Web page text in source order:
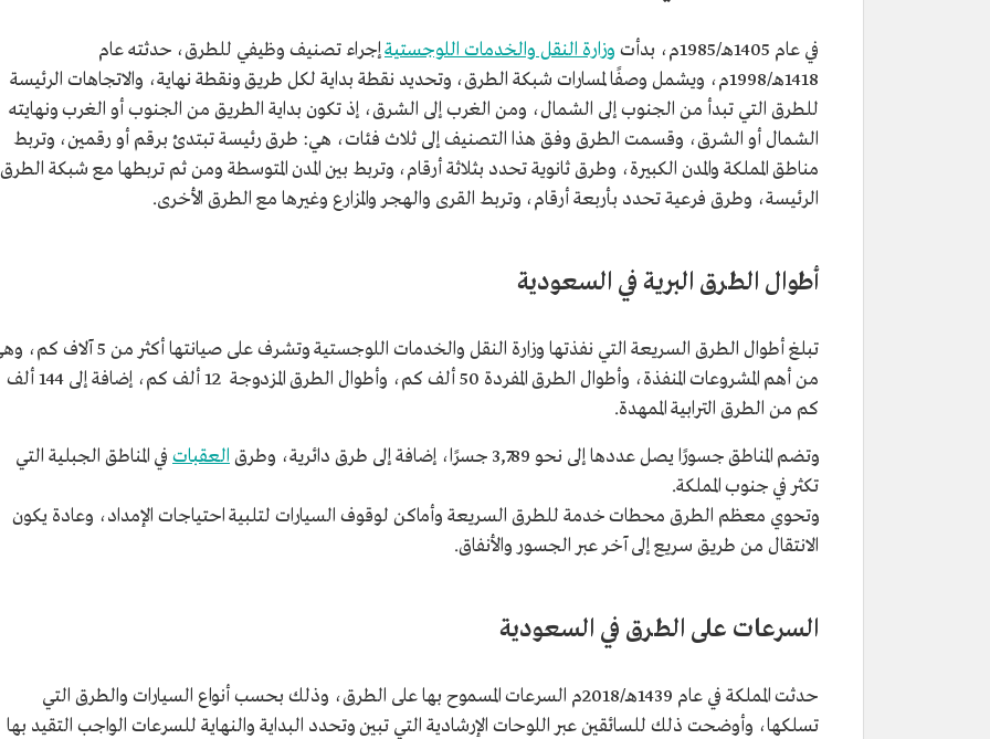
في عام 1405هـ/1985م، بدأت وزارة النقل والخدمات اللوجستيةإجراء تصنيف وظيفي للطرق، حدثته عام
1418هـ/1998م، ويشمل وصفًا لمسارات شبكة الطرق، وتحديد نقطة بداية لكل طريق ونقطة نهاية، والاتجاهات الرئيسة
للطرق التي تبدأ من الجنوب إلى الشمال، ومن الغرب إلى الشرق، إذ تكون بداية الطريق من الجنوب أو الغرب ونهايته
الشمال أو الشرق، وقسمت الطرق وفق هذا التصنيف إلى ثلاث فئات، هي: طرق رئيسة تبتدئ برقم أو رقمين، وتربط
مناطق المملكة والمدن الكبيرة، وطرق ثانوية تحدد بثلاثة أرقام، وتربط بين المدن المتوسطة ومن ثم تربطها مع شبكة الطرق
الرئيسة، وطرق فرعية تحدد بأربعة أرقام، وتربط القرى والهجر والمزارع وغيرها مع الطرق الأخرى.
أطوال الطرق البرية في السعودية
تبلغ أطوال الطرق السريعة التي نفذتها وزارة النقل والخدمات اللوجستية وتشرف على صيانتها أكثر من
من أهم المشروعات المنفذة، وأطوال الطرق المفردة 50 ألف كم، وأطوال الطرق المزدوجة 12 ألف كم، إضافة إلى 144 ألف
كم من الطرق الترابية الممهدة.
وتضم المناطق جسورًا يصل عددها إلى نحو 3,789 جسرًا، إضافة إلى طرق دائرية، وطرق العقبات في المناطق الجبلية التي
تكثر في جنوب المملكة.
وتحوي معظم الطرق محطات خدمة للطرق السريعة وأماكن لوقوف السيارات لتلبية احتياجات الإمداد، وعادة يكون
الانتقال من طريق سريع إلى آخر عبر الجسور والأنفاق.
السرعات على الطرق في السعودية
حدثت المملكة في عام 1439هـ/2018م السرعات المسموح بها على الطرق، وذلك بحسب أنواع السيارات والطرق التي
تسلكها، وأوضحت ذلك للسائقين عبر اللوحات الإرشادية التي تبين وتحدد البداية والنهاية للسرعات الواجب التقيد بها